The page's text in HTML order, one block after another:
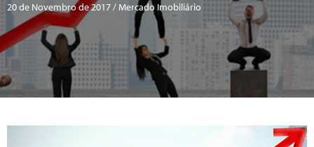
20 de Novembro de 2017 / Mercado Imobiliário